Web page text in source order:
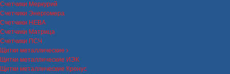
Счетчики Меркурий
Счетчики Энергомера
Счетчики НЕВА
Счетчики Матрица
Счетчики ПСЧ
Щитки металлические
Щитки металлические ИЭК
Щитки металлические Кронус